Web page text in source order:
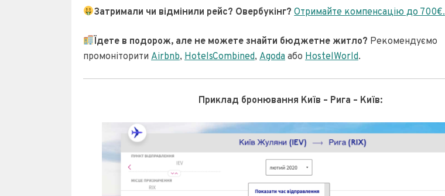
Затримали чи відмінили рейс? Овербукінг? Отримайте компенсацію до 700€.
Їдете в подорож, але не можете знайти бюджетне житло? Рекомендуємо
промоніторити Airbnb, HotelsCombined, Agoda або HostelWorld.
Приклад бронювання Київ – Рига – Київ: